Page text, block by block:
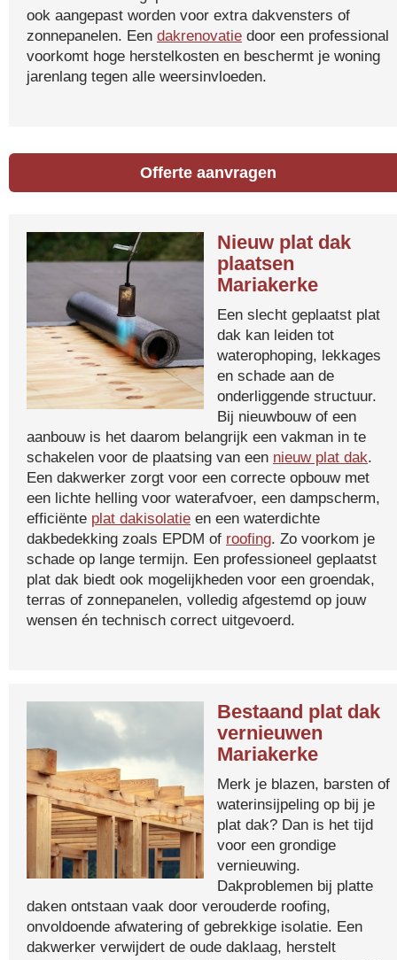
ook aangepast worden voor extra dakvensters of
zonnepanelen. Een dakrenovatie door een professional
voorkomt hoge herstelkosten en beschermt je woning
jarenlang tegen alle weersinvloeden.
Offerte aanvragen
Nieuw plat dak
plaatsen
Mariakerke
Een slecht geplaatst plat
dak kan leiden tot
waterophoping, lekkages
en schade aan de
onderliggende structuur.
Bij nieuwbouw of een
aanbouw is het daarom belangrijk een vakman in te
schakelen voor de plaatsing van een nieuw plat dak.
Een dakwerker zorgt voor een correcte opbouw met
een lichte helling voor waterafvoer, een dampscherm,
efficiënte plat dakisolatie en een waterdichte
dakbedekking zoals EPDM of roofing. Zo voorkom je
schade op lange termijn. Een professioneel geplaatst
plat dak biedt ook mogelijkheden voor een groendak,
terras of zonnepanelen, volledig afgestemd op jouw
wensen én technisch correct uitgevoerd.
Bestaand plat dak
vernieuwen
Mariakerke
Merk je blazen, barsten of
waterinsijpeling op bij je
plat dak? Dan is het tijd
voor een grondige
vernieuwing.
Dakproblemen bij platte
daken ontstaan vaak door verouderde roofing,
onvoldoende afwatering of gebrekkige isolatie. Een
dakwerker verwijdert de oude daklaag, herstelt